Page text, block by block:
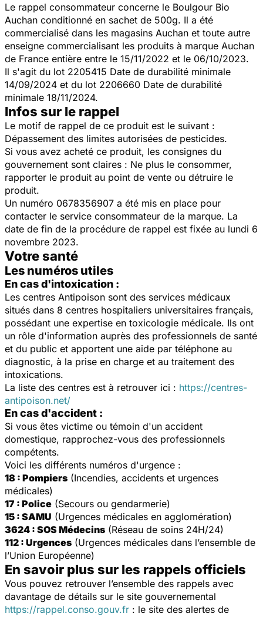
Le rappel consommateur concerne le Boulgour Bio
Auchan conditionné en sachet de 500g. Il a été
commercialisé dans les magasins Auchan et toute autre
enseigne commercialisant les produits à marque Auchan
de France entière entre le 15/11/2022 et le 06/10/2023.
Il s'agit du lot 2205415 Date de durabilité minimale
14/09/2024 et du lot 2206660 Date de durabilité
minimale 18/11/2024.
Infos sur le rappel
Le motif de rappel de ce produit est le suivant :
Dépassement des limites autorisées de pesticides.
Si vous avez acheté ce produit, les consignes du
gouvernement sont claires : Ne plus le consommer,
rapporter le produit au point de vente ou détruire le
produit.
Un numéro 0678356907 a été mis en place pour
contacter le service consommateur de la marque. La
date de fin de la procédure de rappel est fixée au lundi 6
novembre 2023.
Votre santé
Les numéros utiles
En cas d'intoxication :
Les centres Antipoison sont des services médicaux
situés dans 8 centres hospitaliers universitaires français,
possédant une expertise en toxicologie médicale. Ils ont
un rôle d'information auprès des professionnels de santé
et du public et apportent une aide par téléphone au
diagnostic, à la prise en charge et au traitement des
intoxications.
La liste des centres est à retrouver ici : https://centres-
antipoison.net/
En cas d'accident :
Si vous êtes victime ou témoin d'un accident
domestique, rapprochez-vous des professionnels
compétents.
Voici les différents numéros d'urgence :
18 : Pompiers (Incendies, accidents et urgences
médicales)
17 : Police (Secours ou gendarmerie)
15 : SAMU (Urgences médicales en agglomération)
3624 : SOS Médecins (Réseau de soins 24H/24)
112 : Urgences (Urgences médicales dans l’ensemble de
l’Union Européenne)
En savoir plus sur les rappels officiels
Vous pouvez retrouver l’ensemble des rappels avec
davantage de détails sur le site gouvernemental
https://rappel.conso.gouv.fr : le site des alertes de